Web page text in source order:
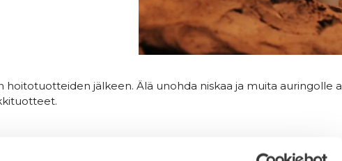
jälkeen. Älä unohda niskaa ja muita auringolle